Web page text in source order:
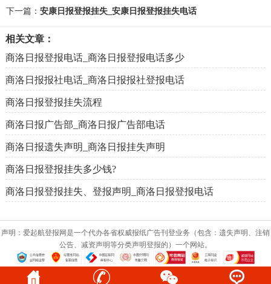
下一篇： 安康日报登报挂失_安康日报登报挂失电话
相关文章：
商洛日报登报电话_商洛日报登报电话多少
商洛日报报社电话_商洛日报报社登报电话
商洛日报登报挂失流程
商洛日报广告部_商洛日报广告部电话
商洛日报遗失声明_商洛日报挂失声明
商洛日报登报挂失多少钱?
商洛日报登报挂失、登报声明_商洛日报登报电话
声明：爱起航登报网是一个代办各省权威报纸广告刊登业务（包含：遗失声明、注销
公告、减资声明等分类声明登报的）一个网站。